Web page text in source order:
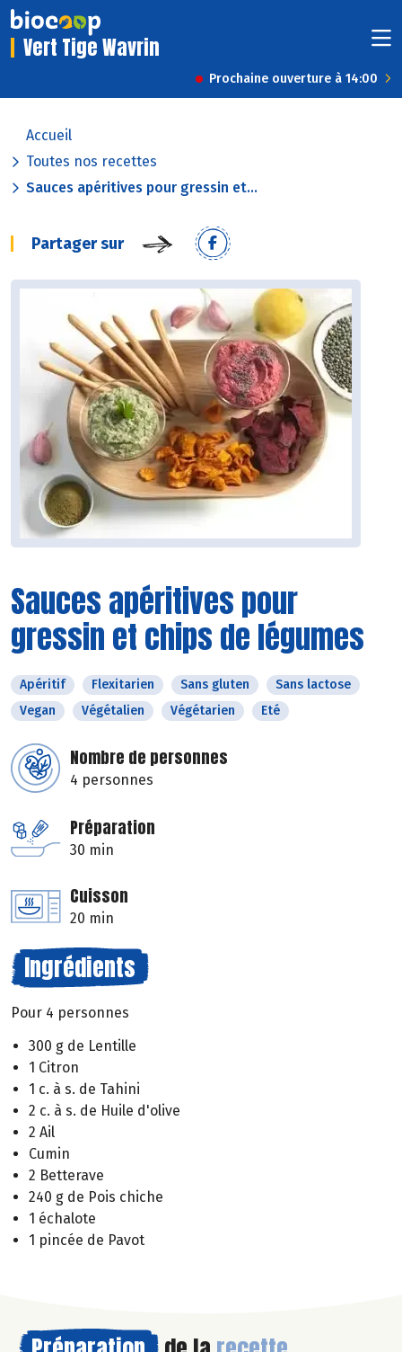
Vert Tige Wavrin
Prochaine ouverture à 14:00
Accueil
Toutes nos recettes
Sauces apéritives pour gressin et...
Partager sur
Sauces apéritives pour
gressin et chips de légumes
Apéritif Flexitarien Sans gluten
Sans lactose
Vegan
Végétalien Végétarien Eté
Nombre de personnes
4 personnes
Préparation
30 min
Cuisson
20 min
Ingrédients
Pour 4 personnes
300 g de Lentille
1 Citron
1 c. à s. de Tahini
2 c. à s. de Huile d'olive
2 Ail
Cumin
2 Betterave
240 g de Pois chiche
1 échalote
1 pincée de Pavot